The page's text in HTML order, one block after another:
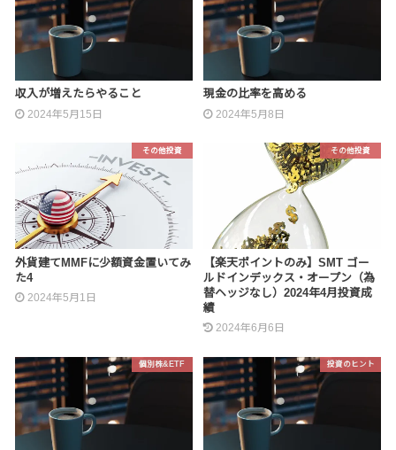
収入が増えたらやること
2024年5月15日
現金の比率を高める
2024年5月8日
その他投資
外貨建てMMFに少額資金置いてみ
た4
2024年5月1日
その他投資
【楽天ポイントのみ】SMT ゴー
ルドインデックス・オープン（為
替ヘッジなし）2024年4月投資成
績
2024年6月6日
個別株&ETF 投資のヒント